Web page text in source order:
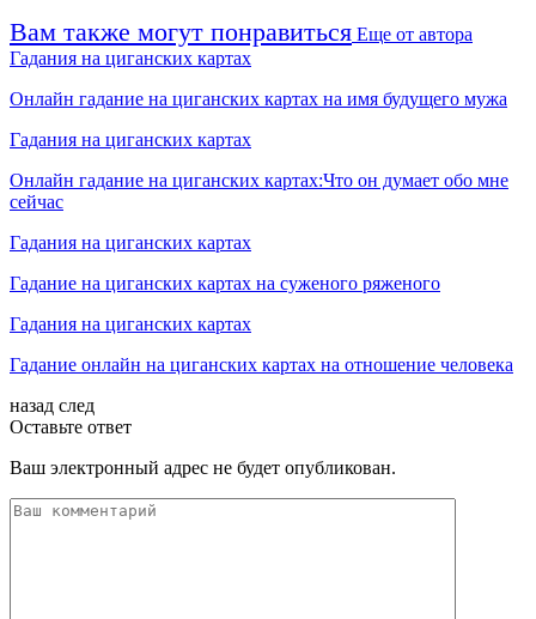
Вам также могут понравиться Еще от автора
Гадания на циганских картах
Онлайн гадание на циганских картах на имя будущего мужа
Гадания на циганских картах
Онлайн гадание на циганских картах:Что он думает обо мне
сейчас
Гадания на циганских картах
Гадание на циганских картах на суженого ряженого
Гадания на циганских картах
Гадание онлайн на циганских картах на отношение человека
назад след
Оставьте ответ
Ваш электронный адрес не будет опубликован.